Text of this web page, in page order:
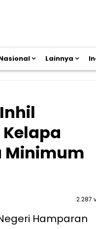
Lainnya
Minimum
2.287